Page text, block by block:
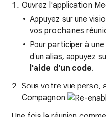
Ouvrez l'application
Appuyez sur une
vos prochaines
Pour participer à
d'un alias, appuyez
l'aide d'un code.
Sous votre vue perso,
Compagnon